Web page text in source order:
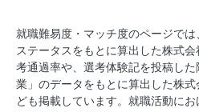
就職難易度・マッチ度のページで
ステータスをもとに算出した株式
考通過率や、選考体験記を投稿し
業」のデータをもとに算出した株
ども掲載しています。就職活動に